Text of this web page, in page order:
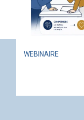
WEBINAIRE